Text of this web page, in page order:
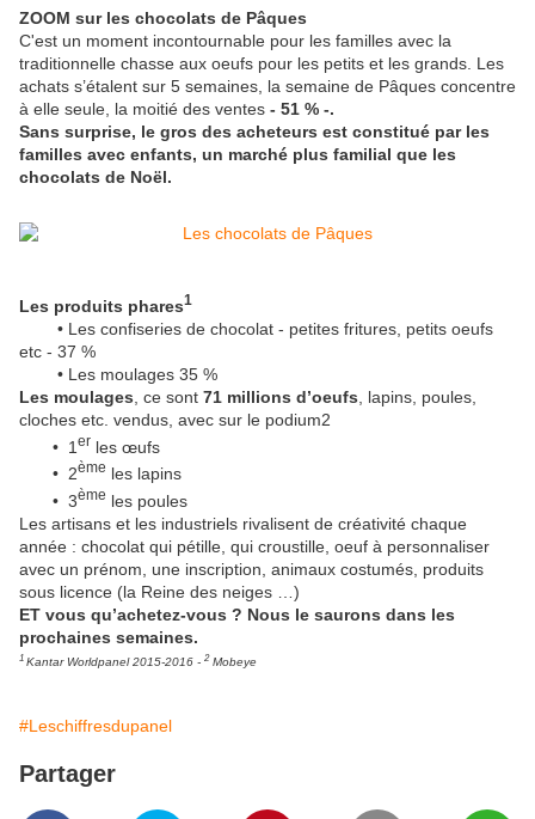
ZOOM sur les chocolats de Pâques
C'est un moment incontournable pour les familles avec la
traditionnelle chasse aux oeufs pour les petits et les grands. Les
achats s’étalent sur 5 semaines, la semaine de Pâques concentre
à elle seule, la moitié des ventes - 51 % -.
Sans surprise, le gros des acheteurs est constitué par les
familles avec enfants, un marché plus familial que les
chocolats de Noël.
Les produits phares1
• Les confiseries de chocolat - petites fritures, petits oeufs
etc - 37 %
• Les moulages 35 %
Les moulages , ce sont 71 millions d’oeufs , lapins, poules,
cloches etc. vendus, avec sur le podium2
• 1 er les œufs
• 2ème les lapins
• 3ème les poules
Les artisans et les industriels rivalisent de créativité chaque
année : chocolat qui pétille, qui croustille, oeuf à personnaliser
avec un prénom, une inscription, animaux costumés, produits
sous licence (la Reine des neiges …)
ET vous qu’achetez-vous ? Nous le saurons dans les
prochaines semaines.
1 Kantar Worldpanel 2015-2016 - 2 Mobeye
#Leschiffresdupanel
Partager